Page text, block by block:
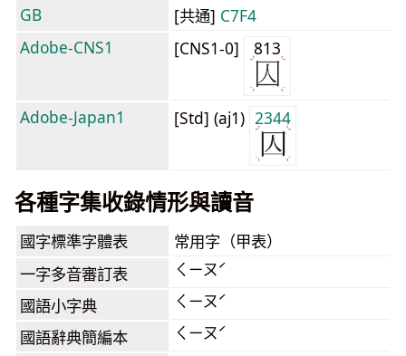
GB
[共通] C7F4
Adobe-CNS1
[CNS1-0] 813
Adobe-Japan1 [Std] (aj1) 2344
各種字集收錄情形與讀音
國字標準字體表 常用字（甲表）
一字多音審訂表 ㄑㄧㄡˊ
國語小字典 ㄑㄧㄡˊ
國語辭典簡編本 ㄑㄧㄡˊ